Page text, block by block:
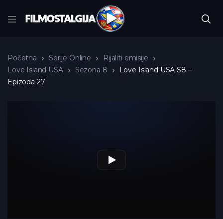
Početna Serije Online
Rijaliti emisije
Love Island USA
Sezona 8
Love Island USA S8 –
Epizoda 27